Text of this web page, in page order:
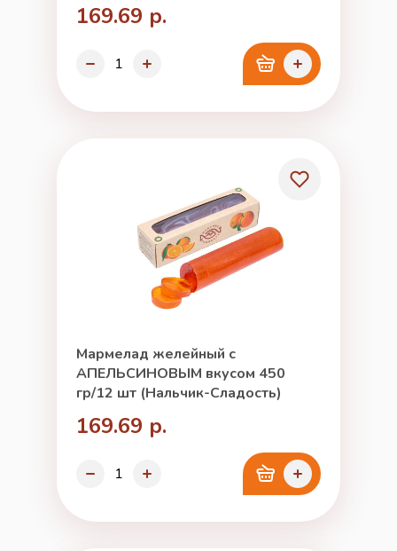
169.69 р.
Мармелад желейный с
АПЕЛЬСИНОВЫМ вкусом 450
гр/12 шт (Нальчик-Сладость)
169.69 р.